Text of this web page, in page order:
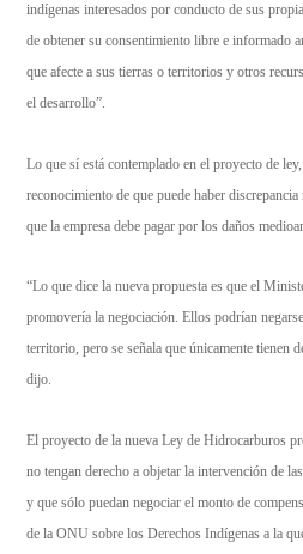
indígenas interesados por conducto de sus
de obtener su consentimiento libre e informado
que afecte a sus tierras o territorios y otros
el desarrollo”.
Lo que sí está contemplado en el proyecto de
reconocimiento de que puede haber
que la empresa debe pagar por los daños
“Lo que dice la nueva propuesta es que el
promovería la negociación. Ellos podrían
territorio, pero se señala que únicamente tienen
dijo.
El proyecto de la nueva Ley de Hidrocarburos
no tengan derecho a objetar la intervención de
y que sólo puedan negociar el monto de
de la ONU sobre los Derechos Indígenas a la